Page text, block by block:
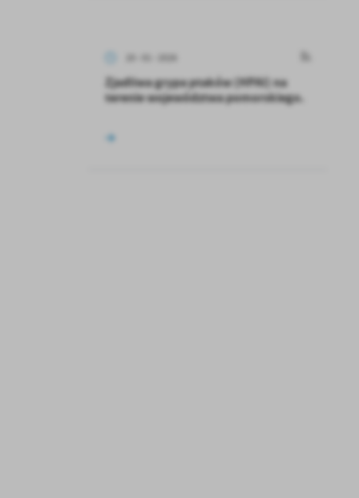
Zjadliwa grypa ptaków (HPAI) na
terenie województwa pomorskiego.